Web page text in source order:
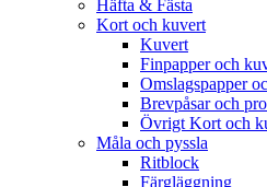
Häfta & Fästa
Kort och kuvert
Kuvert
Finpapper och
Omslagspapper
Brevpåsar och
Övrigt Kort och
Måla och pyssla
Ritblock
Färgläggning